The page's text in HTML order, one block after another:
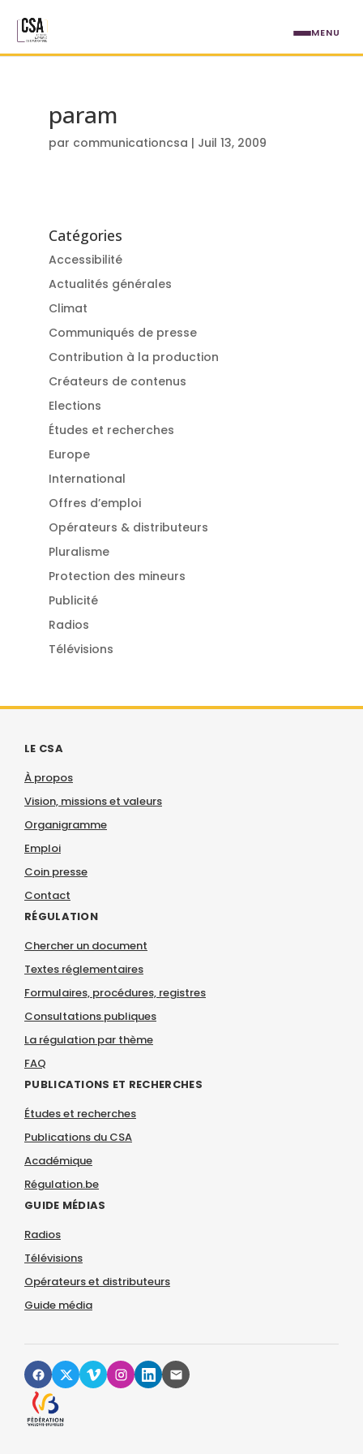
param
par communicationcsa | Juil 13, 2009
Catégories
Accessibilité
Actualités générales
Climat
Communiqués de presse
Contribution à la production
Créateurs de contenus
Elections
Études et recherches
Europe
International
Offres d’emploi
Opérateurs & distributeurs
Pluralisme
Protection des mineurs
Publicité
Radios
Télévisions
LE CSA
À propos
Vision, missions et valeurs
Organigramme
Emploi
Coin presse
Contact
RÉGULATION
Chercher un document
Textes réglementaires
Formulaires, procédures, registres
Consultations publiques
La régulation par thème
FAQ
PUBLICATIONS ET RECHERCHES
Études et recherches
Publications du CSA
Académique
Régulation.be
GUIDE MÉDIAS
Radios
Télévisions
Opérateurs et distributeurs
Guide média
MENU